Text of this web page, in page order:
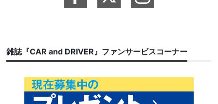
雑誌『CAR and DRIVER』ファンサービスコーナー